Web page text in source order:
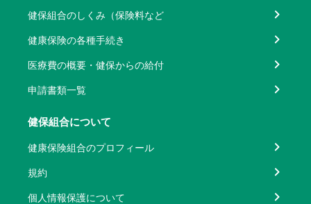
健保組合のしくみ（保険料など
健康保険の各種手続き
医療費の概要・健保からの給付
申請書類一覧
健保組合について
健康保険組合のプロフィール
規約
個人情報保護について